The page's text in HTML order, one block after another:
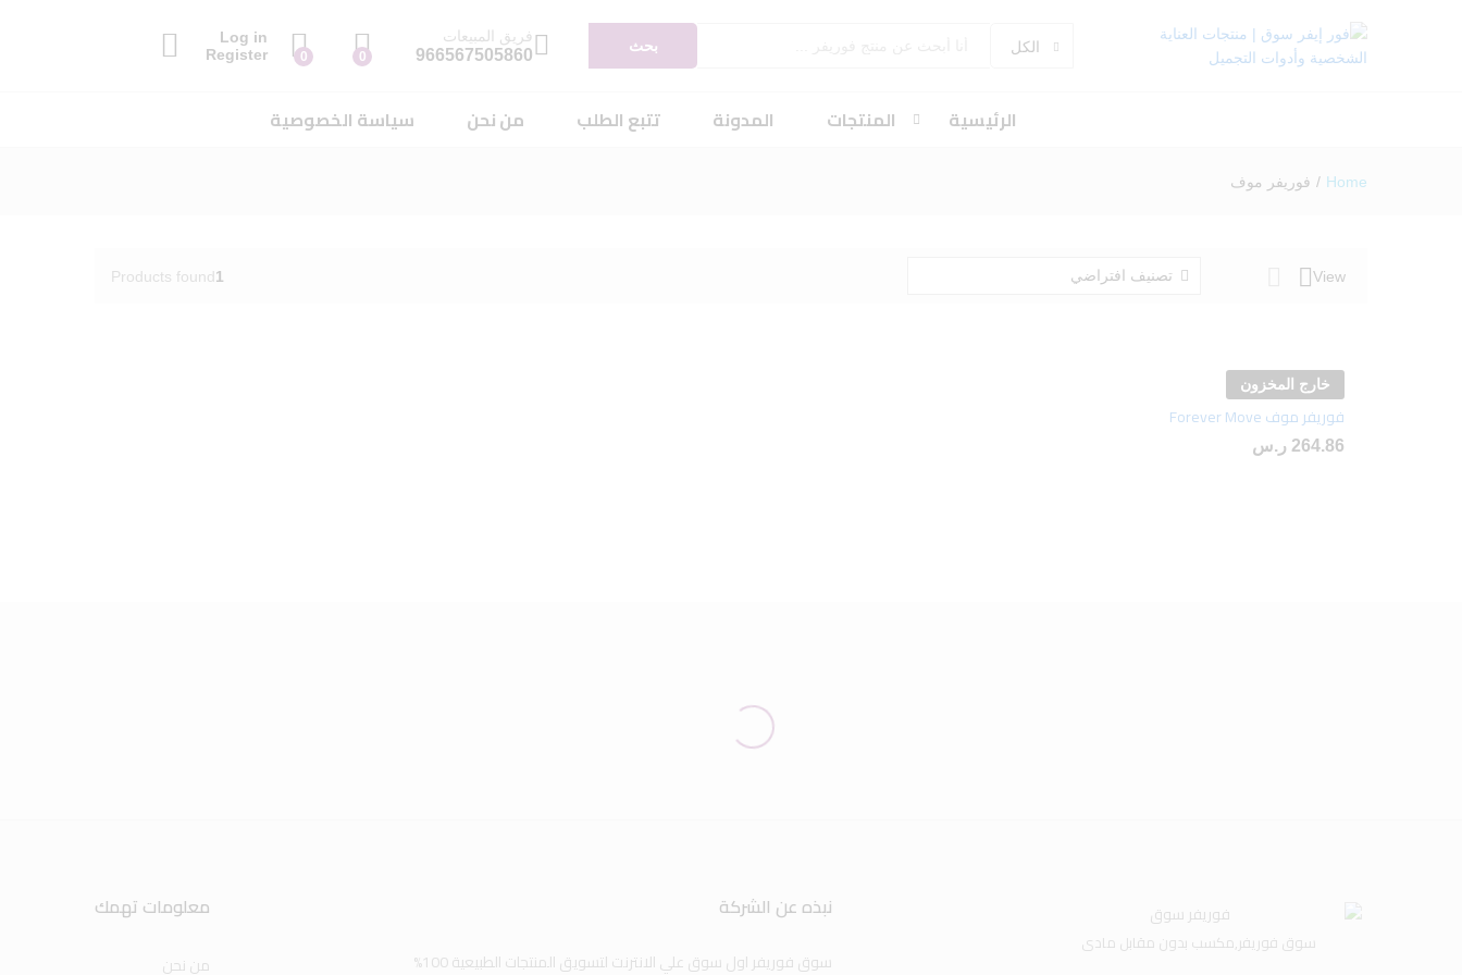
الكل بحث
فريق المبيعات
966567505860
0
0
Log in
Register
الرئيسية المنتجات المدونة تتبع الطلب من نحن سياسة الخصوصية
Home
/ فوريفر موف
1
Products found View تصنيف افتراضي
خارج المخزون
أضف
فوريفر موف Forever Move
264.86 ر.س 264.86 ر.س
سوق فوريفر,مكسب بدون مقابل مادى
نبذه عن الشركة
سوق فوريفر اول سوق علي الانترنت لتسويق المنتجات الطبيعية 100%
معلومات تهمك
من نحن